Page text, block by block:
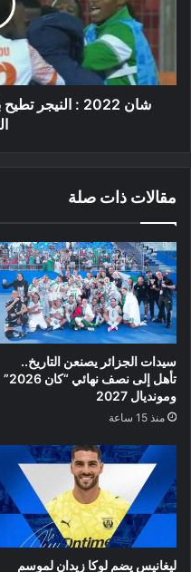
تطيح
بالكاميرون
تتأهل
للدور
شان 2022 :
مقالات ذات صلة
سيدات الجزائر يصنعن التاريخ..
تأهل إلى نصف نهائي “كان 2026”
ومونديال 2027
منذ 15 ساعة
ليغانيس يضم لوكا زيدان لموسم